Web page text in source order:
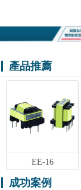
產品推薦
EE-16
成功案例